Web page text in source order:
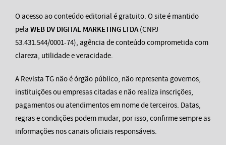
O acesso ao conteúdo editorial é gratuito. O site é mantido
pela WEB DV DIGITAL MARKETING LTDA(CNPJ
53.431.544/0001-74), agência de conteúdo comprometida com
clareza, utilidade e veracidade.
A Revista TG não é órgão público, não representa governos,
instituições ou empresas citadas e não realiza inscrições,
pagamentos ou atendimentos em nome de terceiros. Datas,
regras e condições podem mudar; por isso, confirme sempre as
informações nos canais oficiais responsáveis.